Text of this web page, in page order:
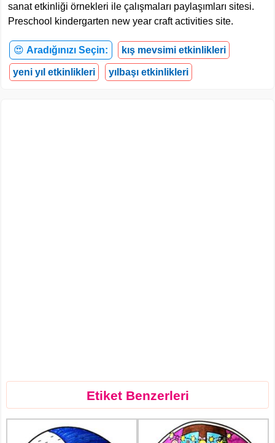
sanat etkinliği örnekleri ile çalışmaları paylaşımları sitesi.
Preschool kindergarten new year craft activities site.
😍 Aradığınızı Seçin: kış mevsimi etkinlikleri
yeni yıl etkinlikleri yılbaşı etkinlikleri
Etiket Benzerleri